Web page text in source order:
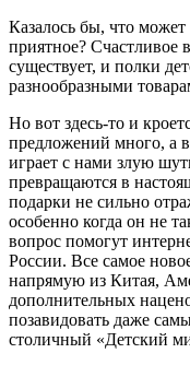
Казалось бы, что
приятное? Счастливое
существует, и полки
разнообразными
Но вот здесь-то и
предложений много, а
играет с нами злую
превращаются в
подарки не сильно
особенно когда он не
вопрос помогут
России. Все самое
напрямую из Китая,
дополнительных
позавидовать даже
столичный «Детский